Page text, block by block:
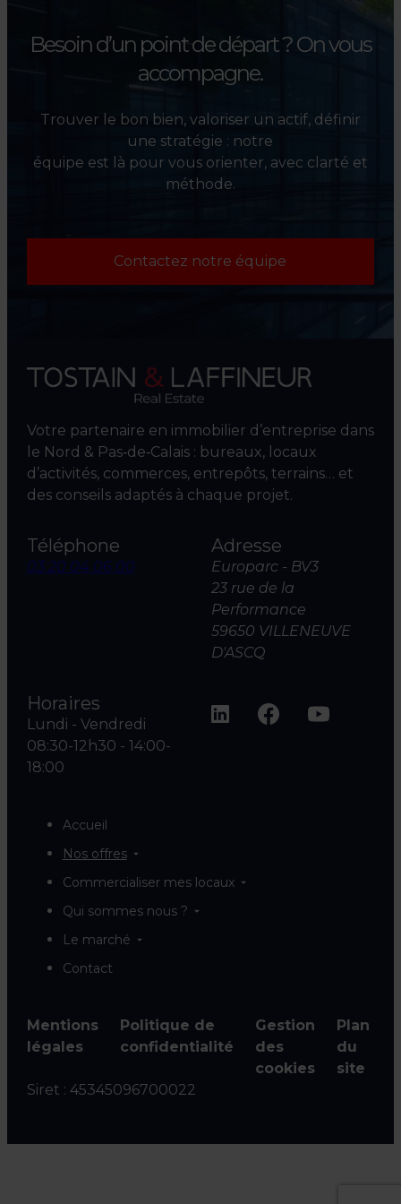
Besoin d’un point de départ ?On vous
accompagne.
Trouver le bon bien, valoriser un actif, définir
une stratégie : notre
équipe est là pour vous orienter, avec clarté et
méthode.
Contactez notre équipe
Votre partenaire en immobilier d’entreprise dans
le Nord & Pas‑de‑Calais : bureaux, locaux
d’activités, commerces, entrepôts, terrains… et
des conseils adaptés à chaque projet.
Téléphone
03 20 04 06 00
Adresse
Europarc - BV3
23 rue de la
Performance
59650 VILLENEUVE
D'ASCQ
Horaires
Lundi - Vendredi
08:30-12h30 - 14:00-
18:00
Accueil
Nos offres
Commercialiser mes locaux
Qui sommes nous ?
Le marché
Contact
Mentions
légales
Politique de
confidentialité
Gestion
des
cookies
Plan
du
site
Siret : 45345096700022